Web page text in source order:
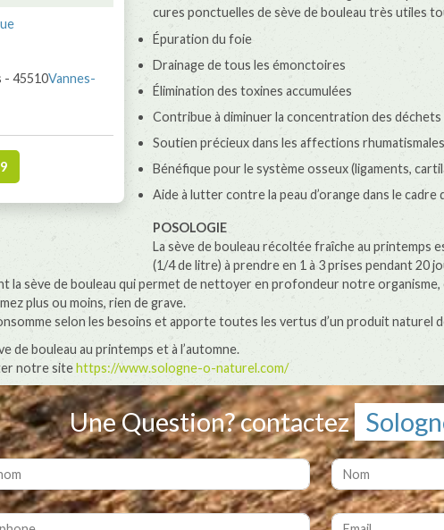
- 45510Vannes-
cures ponctuelles de sève de bouleau très utiles
Épuration du foie
Drainage de tous les émonctoires
Élimination des toxines accumulées
Contribue à diminuer la concentration des
Soutien précieux dans les affections rhumatismales
Bénéfique pour le système osseux (ligaments,
Aide à lutter contre la peau d’orange dans le cadre
POSOLOGIE
La sève de bouleau récoltée fraîche au printemps
(1/4 de litre) à prendre en 1 à 3 prises pendant 20
la sève de bouleau qui permet de nettoyer en profondeur notre
plus ou moins, rien de grave.
selon les besoins et apporte toutes les vertus d’un produit naturel
de bouleau au printemps et à l’automne.
notre sitehttps://www.sologne-o-naturel.com/
Une Question? contactez